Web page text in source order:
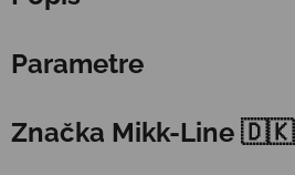
Parametre
Značka Mikk-Line 🇩🇰